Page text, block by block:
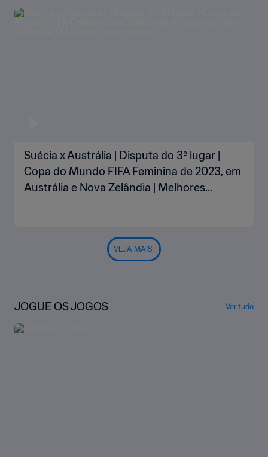
Suécia x Austrália | Disputa do 3º lugar |
Copa do Mundo FIFA Feminina de 2023, em
Austrália e Nova Zelândia | Melhores
VEJA MAIS
JOGUE OS JOGOS Ver tudo